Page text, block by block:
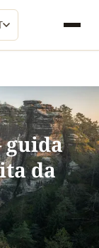
guida
da